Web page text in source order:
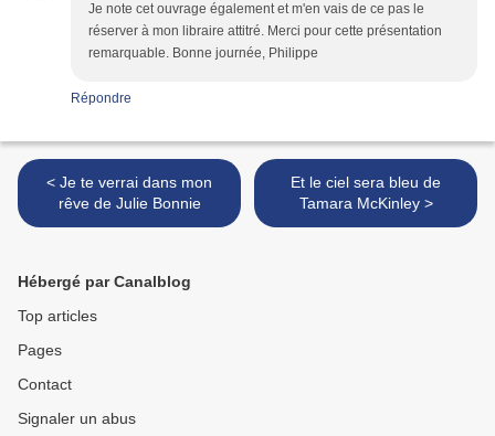
Je note cet ouvrage également et m'en vais de ce pas le
réserver à mon libraire attitré. Merci pour cette présentation
remarquable. Bonne journée, Philippe
Répondre
< Je te verrai dans mon
rêve de Julie Bonnie
Et le ciel sera bleu de
Tamara McKinley >
Hébergé par Canalblog
Top articles
Pages
Contact
Signaler un abus